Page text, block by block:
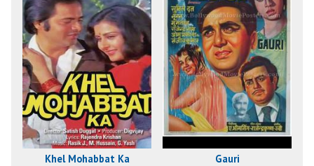
Khel Mohabbat Ka Gauri